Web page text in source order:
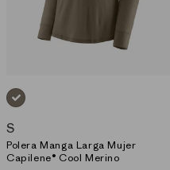
GRIS_(WNGY)
S
Polera Manga Larga Mujer
Capilene® Cool Merino